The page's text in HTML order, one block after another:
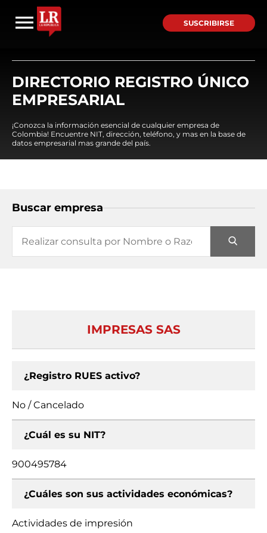
SUSCRIBIRSE
DIRECTORIO REGISTRO ÚNICO
EMPRESARIAL
¡Conozca la información esencial de cualquier empresa de
Colombia! Encuentre NIT, dirección, teléfono, y mas en la base de
datos empresarial mas grande del país.
Buscar empresa
IMPRESAS SAS
¿Registro RUES activo?
No / Cancelado
¿Cuál es su NIT?
900495784
¿Cuáles son sus actividades económicas?
Actividades de impresión